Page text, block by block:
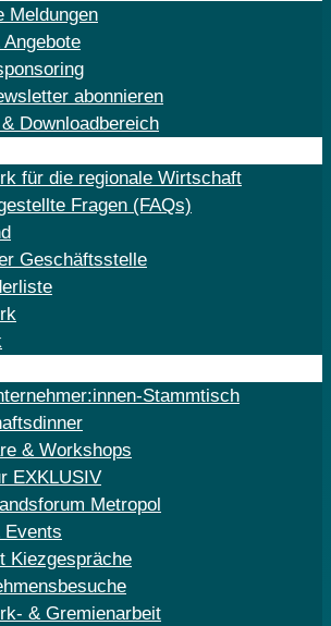
Meldungen
abonnieren
Downloadbereich
für die regionale Wirtschaft
Fragen (FAQs)
Geschäftsstelle
Stammtisch
& Workshops
EXKLUSIV
Metropol
Events
Kiezgespräche
& Gremienarbeit